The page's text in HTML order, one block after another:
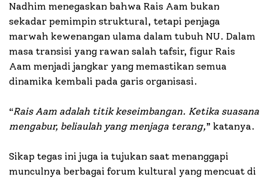
Nadhim menegaskan bahwa Rais Aam bukan
sekadar pemimpin struktural, tetapi penjaga
marwah kewenangan ulama dalam tubuh NU. Dalam
masa transisi yang rawan salah tafsir, figur Rais
Aam menjadi jangkar yang memastikan semua
dinamika kembali pada garis organisasi.
“Rais Aam adalah titik keseimbangan. Ketika suasana
mengabur, beliaulah yang menjaga terang,” katanya.
Sikap tegas ini juga ia tujukan saat menanggapi
munculnya berbagai forum kultural yang mencuat di